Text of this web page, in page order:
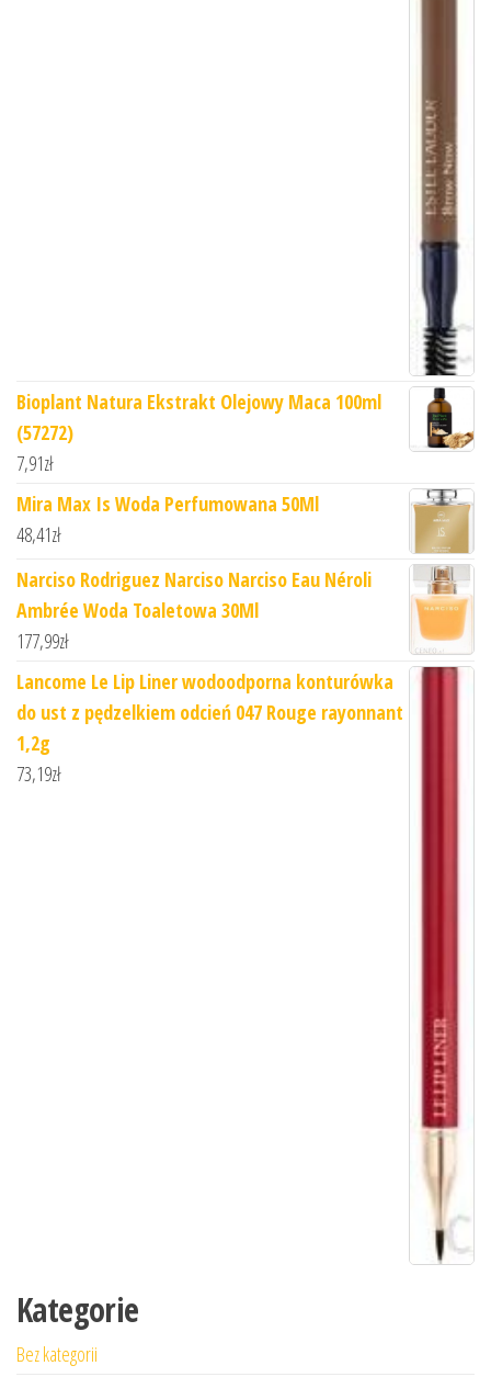
Bioplant Natura Ekstrakt Olejowy Maca 100ml
(57272)
7,91zł
Mira Max Is Woda Perfumowana 50Ml
48,41zł
Narciso Rodriguez Narciso Narciso Eau Néroli
Ambrée Woda Toaletowa 30Ml
177,99zł
Lancome Le Lip Liner wodoodporna konturówka
do ust z pędzelkiem odcień 047 Rouge rayonnant
1,2g
73,19zł
Kategorie
Bez kategorii